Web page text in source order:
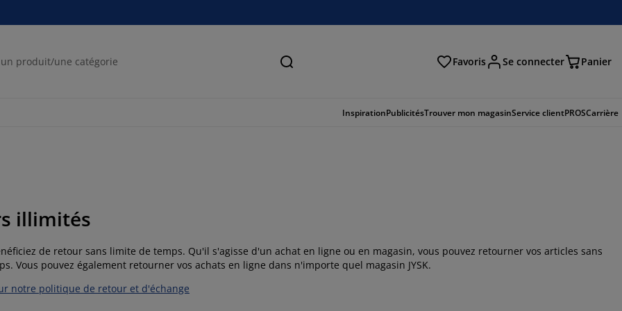
Chercher Favoris Se connecter Panier
InspirationPublicitésTrouver mon magasinService clientPROSCarrière
illimités
de retour sans limite de temps. Qu'il s'agisse d'un achat en ligne ou en magasin, vous pouvez retourner vos articles sans
Vous pouvez également retourner vos achats en ligne dans n'importe quel magasin JYSK.
notre politique de retour et d'échange